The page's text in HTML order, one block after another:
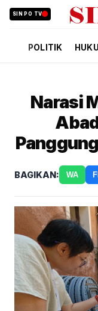
SIN PO TV
POLITIK
Narasi
BAGIKAN: WA